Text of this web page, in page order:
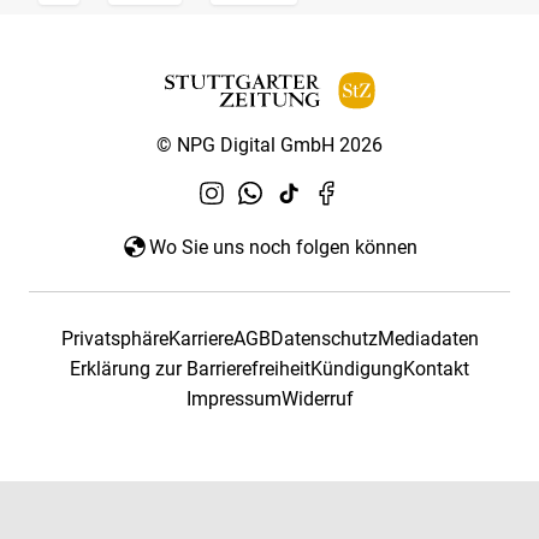
© NPG Digital GmbH 2026
Wo Sie uns noch folgen können
PrivatsphäreKarriereAGBDatenschutzMediadaten
Erklärung zur BarrierefreiheitKündigungKontakt
ImpressumWiderruf